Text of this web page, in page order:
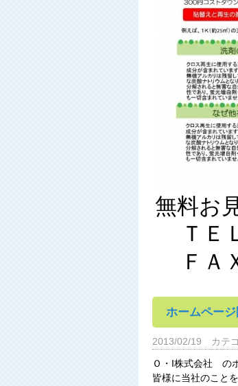
無料お
Ｔ
Ｆ
ホームペー
2013/02/19 カテ
Ｏ・I株式会社 の
皆様に当社のこと